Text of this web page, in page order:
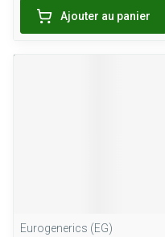
Ajouter au panier
Eurogenerics (EG)